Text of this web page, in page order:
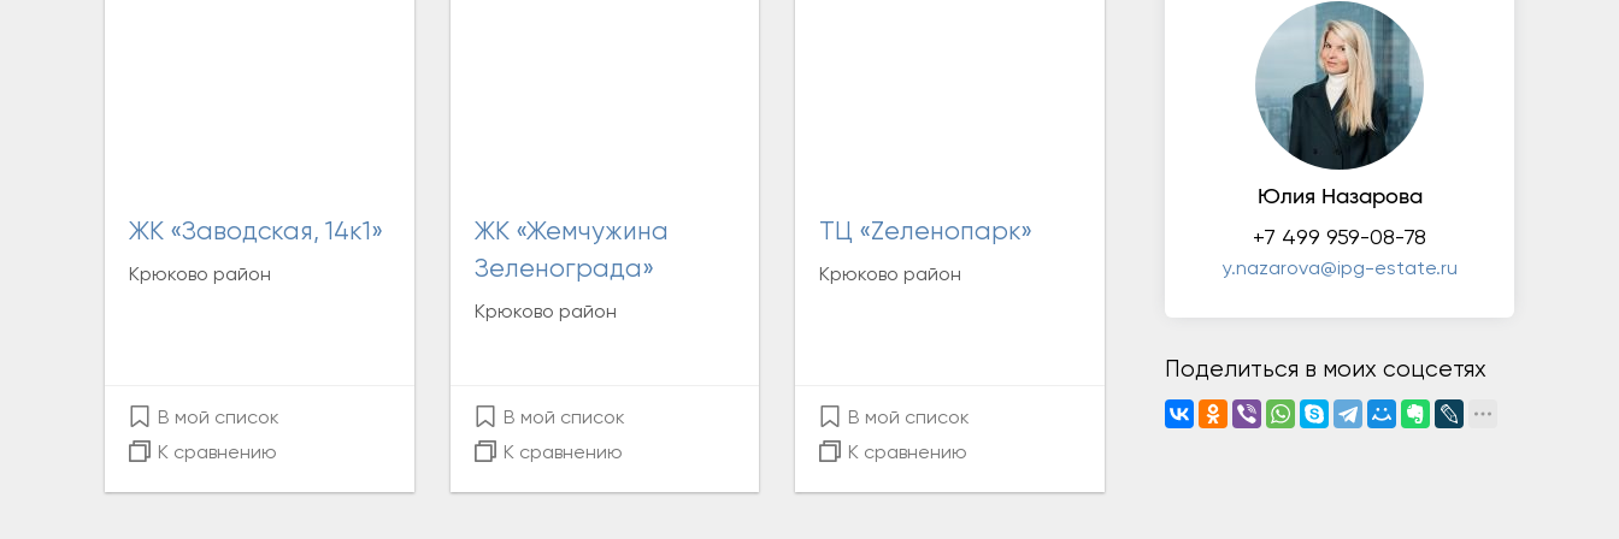
ЖК «Заводская, 14к1»
Крюково район
В мой список
К сравнению
ЖК «Жемчужина
Зеленограда»
Крюково район
В мой список
К сравнению
ТЦ «Zеленопарк»
Крюково район
В мой список
К сравнению
Юлия Назарова
+7 499 959-08-78
y.nazarova@ipg-estate.ru
Поделиться в моих соцсетях